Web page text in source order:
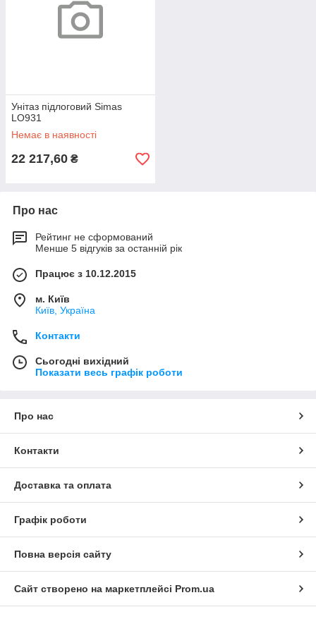
Унітаз підлоговий Simas
LO931
Немає в наявності
22 217,60 ₴
Про нас
Рейтинг не сформований
Менше 5 відгуків за останній рік
Працює з 10.12.2015
м. Київ
Київ, Україна
Контакти
Сьогодні вихідний
Показати весь графік роботи
Про нас
Контакти
Доставка та оплата
Графік роботи
Повна версія сайту
Сайт створено на маркетплейсі Prom.ua